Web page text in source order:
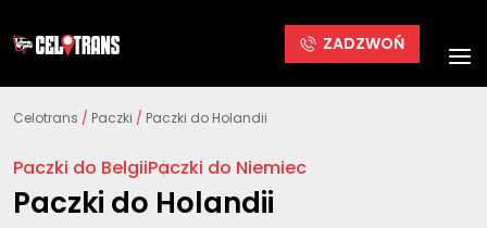
ZADZWOŃ
Celotrans / Paczki / Paczki do Holandii
Paczki do BelgiiPaczki do Niemiec
Paczki do Holandii